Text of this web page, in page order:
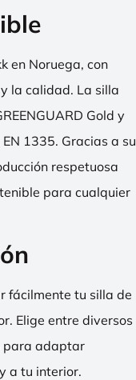
en Noruega, con
la calidad. La silla
Gold y
1335. Gracias a su
respetuosa
para cualquier
fácilmente tu silla de
Elige entre diversos
para adaptar
a tu interior.